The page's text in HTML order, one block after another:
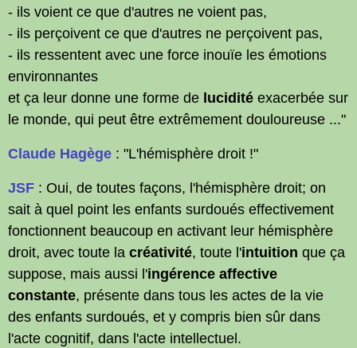
- ils voient ce que d'autres ne voient pas,
- ils perçoivent ce que d'autres ne perçoivent pas,
- ils ressentent avec une force inouïe les émotions
environnantes
et ça leur donne une forme de lucidité exacerbée sur
le monde, qui peut être extrêmement douloureuse ..."
Claude Hagège : "L'hémisphère droit !"
JSF : Oui, de toutes façons, l'hémisphère droit; on
sait à quel point les enfants surdoués effectivement
fonctionnent beaucoup en activant leur hémisphère
droit, avec toute la créativité, toute l'intuition que ça
suppose, mais aussi l'ingérence affective
constante, présente dans tous les actes de la vie
des enfants surdoués, et y compris bien sûr dans
l'acte cognitif, dans l'acte intellectuel.